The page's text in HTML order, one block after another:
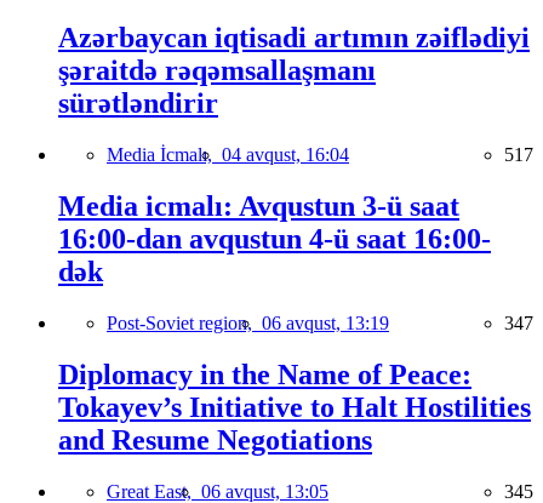
Azərbaycan iqtisadi artımın zəiflədiyi
şəraitdə rəqəmsallaşmanı
sürətləndirir
Media İcmalı, 04 avqust, 16:04 517
Media icmalı: Avqustun 3-ü saat
16:00-dan avqustun 4-ü saat 16:00-
dək
Post-Soviet region, 06 avqust, 13:19 347
Diplomacy in the Name of Peace:
Tokayev’s Initiative to Halt Hostilities
and Resume Negotiations
Great East, 06 avqust, 13:05 345